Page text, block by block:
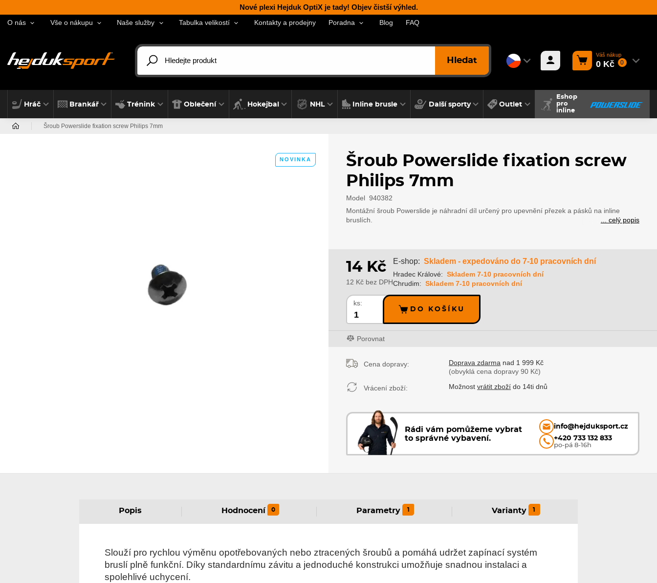
Nové plexi Hejduk OptiX je tady! Objev čistší výhled.
O nás Vše o nákupu Naše služby Tabulka velikostí Kontakty a prodejny Poradna Blog FAQ
Hledat
Váš nákup
0 Kč 0
Hráč Brankář Trénink Oblečení Hokejbal NHL Inline brusle Další sporty Outlet
Eshop
pro
inline
Šroub Powerslide fixation screw Philips 7mm
NOVINKA
Šroub Powerslide fixation screw
Philips 7mm
Model 940382
Montážní šroub Powerslide je náhradní díl určený pro upevnění přezek a pásků na inline
bruslích.
... celý popis
14 Kč
12 Kč bez DPH
E-shop: Skladem - expedováno do 7-10 pracovních dní
Hradec Králové: Skladem 7-10 pracovních dní
Chrudim: Skladem 7-10 pracovních dní
ks:
DO KOŠÍKU
Porovnat
Cena dopravy: Doprava zdarma nad 1 999 Kč
(obvyklá cena dopravy 90 Kč)
Vrácení zboží: Možnostvrátit zboží do 14ti dnů
Rádi vám pomůžeme vybrat
to správné vybavení.
info@hejduksport.cz
+420 733 132 833
po-pá 8-16h
Popis Hodnocení 0 Parametry 1 Varianty 1
Slouží pro rychlou výměnu opotřebovaných nebo ztracených šroubů a pomáhá udržet zapínací systém
bruslí plně funkční. Díky standardnímu závitu a jednoduché konstrukci umožňuje snadnou instalaci a
spolehlivé uchycení.